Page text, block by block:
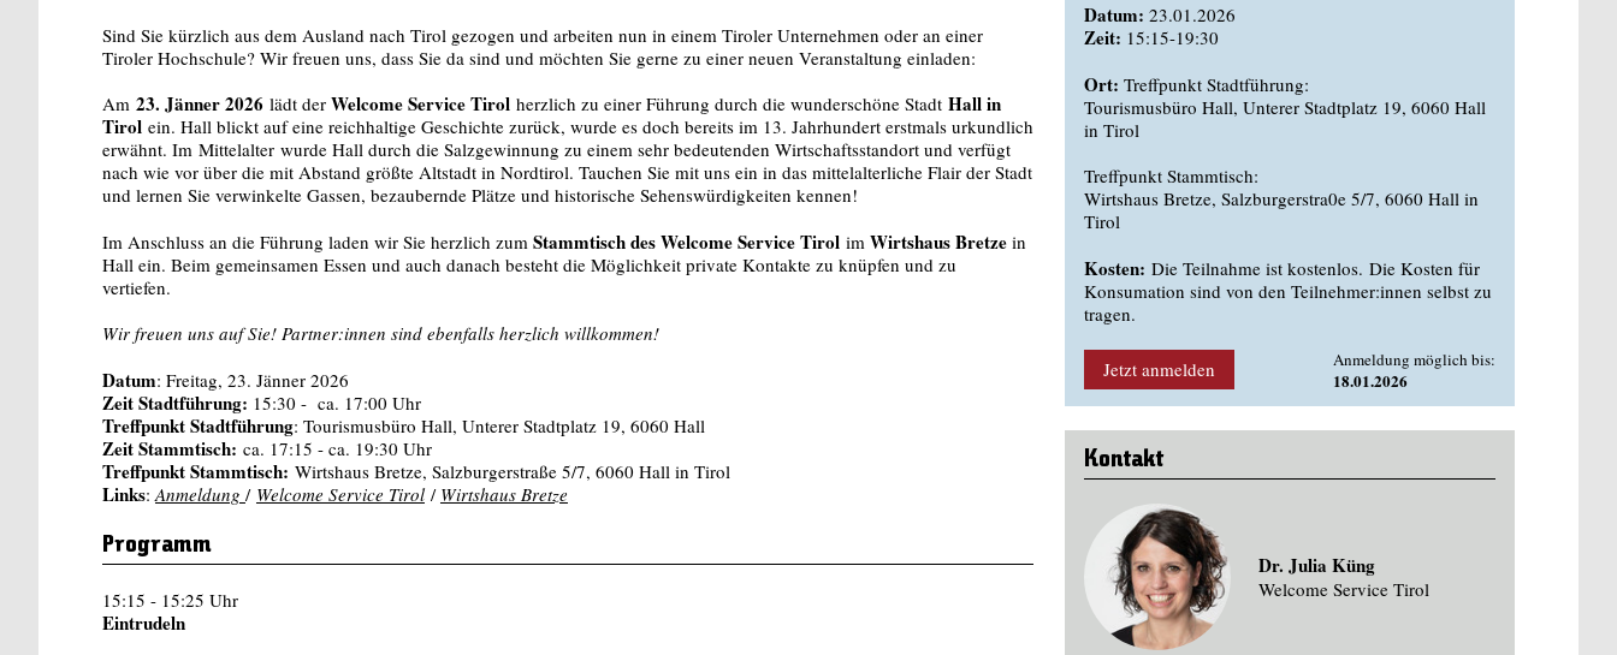
Sind Sie kürzlich aus dem Ausland nach Tirol gezogen und arbeiten nun in einem Tiroler Unternehmen oder an einer
Tiroler Hochschule? Wir freuen uns, dass Sie da sind und möchten Sie gerne zu einer neuen Veranstaltung einladen:
Am 23. Jänner 2026 lädt der Welcome Service Tirol herzlich zu einer Führung durch die wunderschöne StadtHall in
Tirol ein. Hall blickt auf eine reichhaltige Geschichte zurück, wurde es doch bereits im 13. Jahrhundert erstmals urkundlich
erwähnt. Im Mittelalterwurde Hall durch die Salzgewinnung zu einem sehr bedeutenden Wirtschaftsstandort und verfügt
nach wie vor über die mit Abstand größte Altstadt in Nordtirol. Tauchen Sie mit uns ein in das mittelalterliche Flair der Stadt
und lernen Sie verwinkelte Gassen, bezaubernde Plätze und historische Sehenswürdigkeiten kennen!
Im Anschluss an die Führung laden wir Sie herzlich zum Stammtisch des Welcome Service Tirol im Wirtshaus Bretzein
Hall ein. Beim gemeinsamen Essen und auch danach besteht die Möglichkeit private Kontakte zu knüpfen und zu
vertiefen.
Wir freuen uns auf Sie! Partner:innen sind ebenfalls herzlich willkommen!
Datum: Freitag, 23. Jänner 2026
Zeit Stadtführung: 15:30 - ca. 17:00 Uhr
Treffpunkt Stadtführung: Tourismusbüro Hall, Unterer Stadtplatz 19, 6060 Hall
Zeit Stammtisch: ca. 17:15 - ca. 19:30 Uhr
Treffpunkt Stammtisch: Wirtshaus Bretze, Salzburgerstraße 5/7, 6060 Hall in Tirol
Links: Anmeldung / Welcome Service Tirol/ Wirtshaus Bretze
Programm
15:15 - 15:25 Uhr
Eintrudeln
Datum: 23.01.2026
Zeit: 15:15-19:30
Ort: Treffpunkt Stadtführung:
Tourismusbüro Hall, Unterer Stadtplatz 19, 6060 Hall
in Tirol
Treffpunkt Stammtisch:
Wirtshaus Bretze, Salzburgerstra0e 5/7, 6060 Hall in
Tirol
Kosten:Die Teilnahme ist kostenlos. Die Kosten für
Konsumation sind von den Teilnehmer:innen selbst zu
tragen.
Jetzt anmelden Anmeldung möglich bis:
18.01.2026
Kontakt
Dr. Julia Küng
Welcome Service Tirol